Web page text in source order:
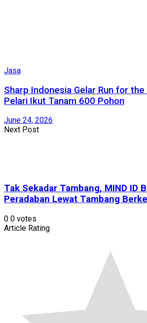
Jasa
Sharp Indonesia Gelar Run for
Pelari Ikut Tanam 600 Pohon
June 24, 2026
Next Post
Tak Sekadar Tambang, MIND ID
Peradaban Lewat Tambang
0 0 votes
Article Rating